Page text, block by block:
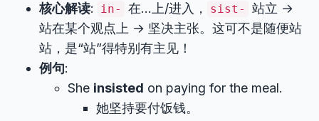
核心解读: in- 在…上/进入， sist-
站立 →
站在某个观点上 → 坚决主张。这可不是随便站
站，是“站”得特别有主见！
例句:
She insisted on paying for the meal.
她坚持要付饭钱。